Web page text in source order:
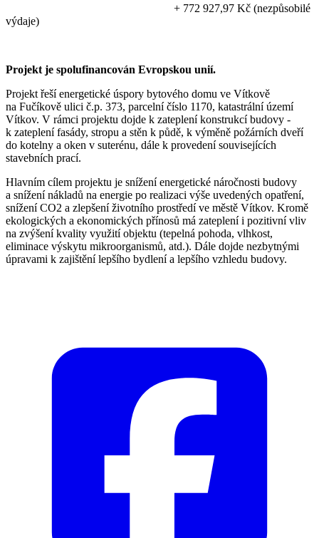
+ 772 927,97 Kč (nezpůsobilé
výdaje)
Projekt je spolufinancován Evropskou unií.
Projekt řeší energetické úspory bytového domu ve Vítkově
na Fučíkově ulici č.p. 373, parcelní číslo 1170, katastrální území
Vítkov. V rámci projektu dojde k zateplení konstrukcí budovy -
k zateplení fasády, stropu a stěn k půdě, k výměně požárních dveří
do kotelny a oken v suterénu, dále k provedení souvisejících
stavebních prací.
Hlavním cílem projektu je snížení energetické náročnosti budovy
a snížení nákladů na energie po realizaci výše uvedených opatření,
snížení CO2 a zlepšení životního prostředí ve městě Vítkov. Kromě
ekologických a ekonomických přínosů má zateplení i pozitivní vliv
na zvýšení kvality využití objektu (tepelná pohoda, vlhkost,
eliminace výskytu mikroorganismů, atd.). Dále dojde nezbytnými
úpravami k zajištění lepšího bydlení a lepšího vzhledu budovy.